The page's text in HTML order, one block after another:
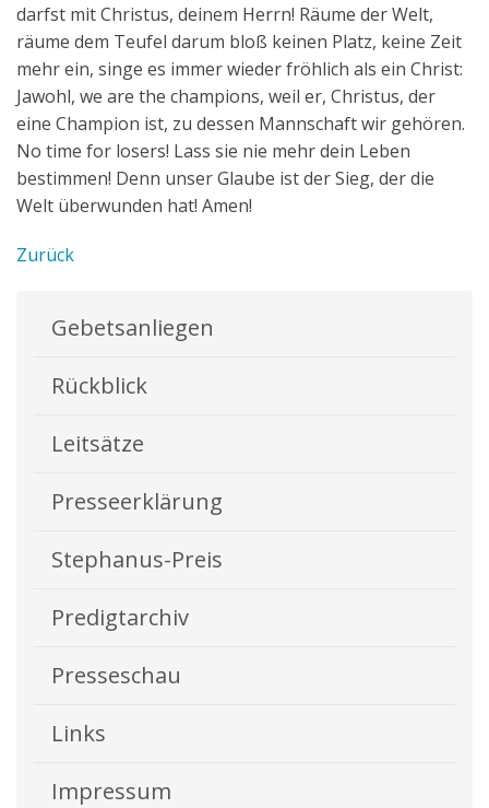
darfst mit Christus, deinem Herrn! Räume der Welt,
räume dem Teufel darum bloß keinen Platz, keine Zeit
mehr ein, singe es immer wieder fröhlich als ein Christ:
Jawohl, we are the champions, weil er, Christus, der
eine Champion ist, zu dessen Mannschaft wir gehören.
No time for losers! Lass sie nie mehr dein Leben
bestimmen! Denn unser Glaube ist der Sieg, der die
Welt überwunden hat! Amen!
Zurück
Gebetsanliegen
Rückblick
Leitsätze
Presseerklärung
Stephanus-Preis
Predigtarchiv
Presseschau
Links
Impressum